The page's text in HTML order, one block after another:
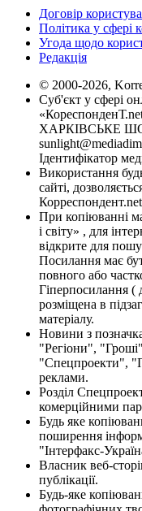
Договір
Політика у сфері
Угода щодо
Редакція
© 2000-2026,
Суб'єкт у сфері
ХАРКІВСЬКЕ
Ідентифікатор
Використання
сайті,
При копіюванні
і світу» , для
відкрите для
Посилання має
повного або
Гіперпосилання (
розміщена в
матеріалу.
Новини з
"Регіони",
"Спецпроекти",
реклами.
Розділ
комерційними
Будь яке
поширення
"Інтерфакс-
Власник веб-
публікації.
Будь-яке